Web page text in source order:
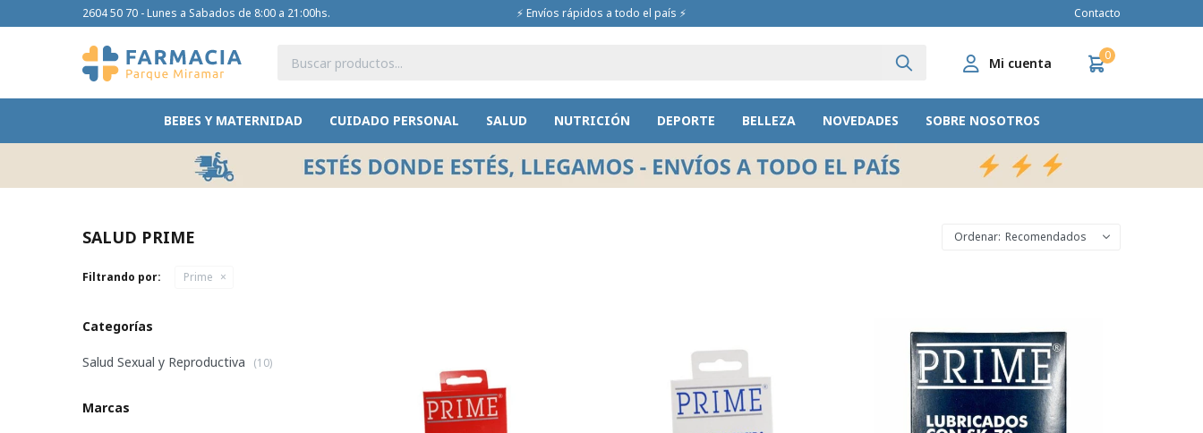
BEBES Y MATERNIDAD CUIDADO PERSONAL SALUD NUTRICIÓN DEPORTE BELLEZA NOVEDADES SOBRE NOSOTROS
0
2604 50 70 - Lunes a Sabados de 8:00 a 21:00hs. ⚡ Envíos rápidos a todo el país ⚡ Contacto
SALUD PRIME Recomendados
Filtrando por: Prime
Categorías
Salud Sexual y Reproductiva (10)
Marcas